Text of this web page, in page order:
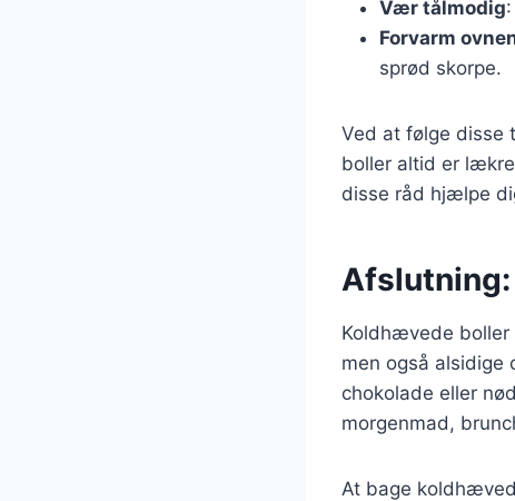
Vær tålmodig
Forvarm
sprød skorpe.
Ved at følge disse
boller altid er
disse råd hjælpe
Koldhævede boller
men også alsidige
chokolade eller
morgenmad,
At bage